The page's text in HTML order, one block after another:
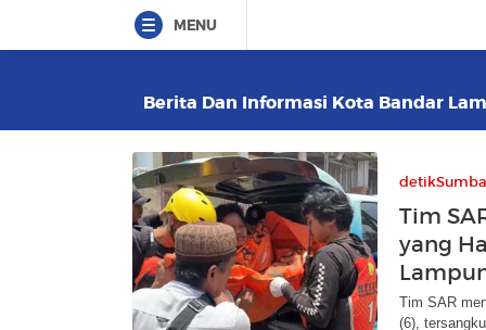
MENU
Berita Dan Informasi Kota Bandar
Tim
yang
Tim SAR
(6),